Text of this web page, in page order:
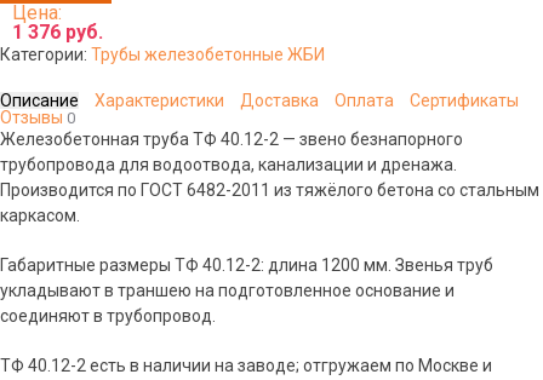
Цена:
1 376 руб.
Категории: Трубы железобетонные ЖБИ
Описание Характеристики Доставка Оплата
Сертификаты
Отзывы 0
Железобетонная труба ТФ 40.12-2 — звено безнапорного
трубопровода для водоотвода, канализации и дренажа.
Производится по ГОСТ 6482-2011 из тяжёлого бетона со стальным
каркасом.
Габаритные размеры ТФ 40.12-2: длина 1200 мм. Звенья труб
укладывают в траншею на подготовленное основание и
соединяют в трубопровод.
ТФ 40.12-2 есть в наличии на заводе; отгружаем по Москве и